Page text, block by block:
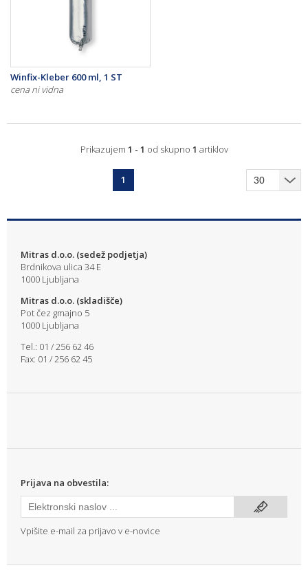
Winfix-Kleber 600 ml, 1 ST
cena ni vidna
Prikazujem 1 - 1 od skupno 1 artiklov
1
Mitras d.o.o. (sedež podjetja)
Brdnikova ulica 34 E
1000 Ljubljana
Mitras d.o.o. (skladišče)
Pot čez gmajno 5
1000 Ljubljana
Tel.: 01 / 256 62 46
Fax: 01 / 256 62 45
Prijava na obvestila:
Vpišite e-mail za prijavo v e-novice